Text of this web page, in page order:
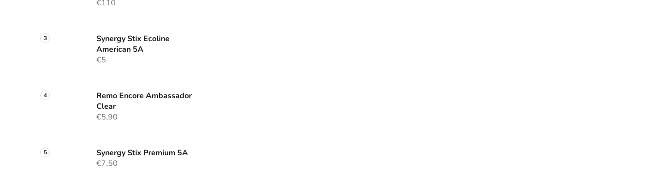
€110
Synergy Stix Ecoline
American 5A
€5
Remo Encore Ambassador
Clear
€5,90
Synergy Stix Premium 5A
€7,50